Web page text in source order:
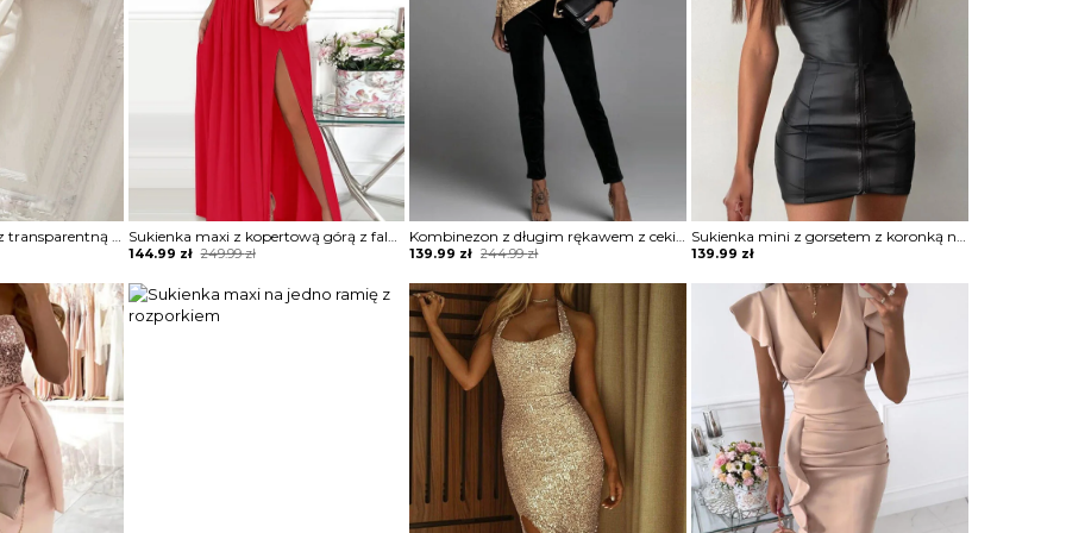
Sukienka drapowana z transparentną górą zdobioną perełkami Sukienka maxi z kopertową górą z falbankami
249.99zł
Original
was:
249.99 zł.
144.99 zł
Current
is:
144.99 zł.
Kombinezon z długim rękawem z cekinami
244.99zł
Original
was:
244.99 zł.
139.99 zł
Current
is:
139.99 zł.
Sukienka mini z gorsetem z koronką na zamek
139.99 zł